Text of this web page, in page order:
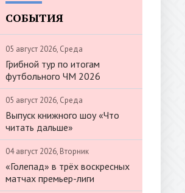
СОБЫТИЯ
05 август 2026, Среда
Грибной тур по итогам
футбольного ЧМ 2026
05 август 2026, Среда
Выпуск книжного шоу «Что
читать дальше»
04 август 2026, Вторник
«Голепад» в трёх воскресных
матчах премьер-лиги